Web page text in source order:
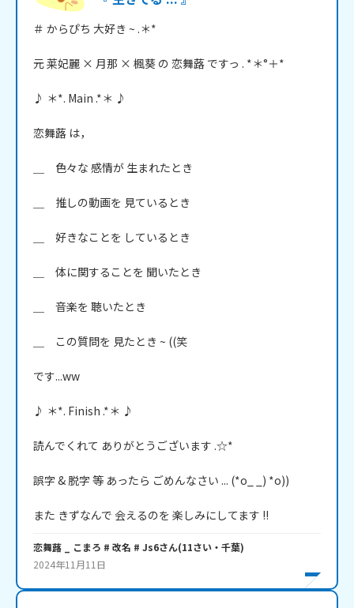
＃ からぴち 大好き ~ .＊*
元 莱妃麗 × 月那 × 楓葵 の 恋舞蕗 ですっ . *＊°＋*
♪ ＊*. Main .*＊ ♪
恋舞蕗 は，
＿　色々な 感情が 生まれたとき
＿　推しの動画を 見ているとき
＿　好きなことを しているとき
＿　体に関することを 聞いたとき
＿　音楽を 聴いたとき
＿　この質問を 見たとき ~ ((笑
です...ww
♪ ＊*. Finish .*＊ ♪
読んでくれて ありがとうございます .☆*
誤字 & 脱字 等 あったら ごめんなさい ... (*o_ _) *o))
恋舞蕗 _ こまろ # 改名 # Js6さん(11さい・ 千葉)
2024年11月11日